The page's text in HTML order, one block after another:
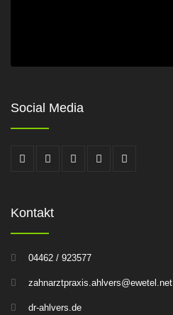
Social Media
Kontakt
04462 / 923577
zahnarztpraxis.ahlvers@ewetel.net
dr-ahlvers.de